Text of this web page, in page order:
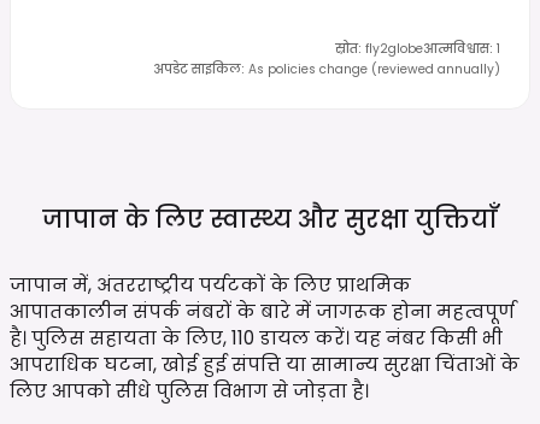
स्रोत: fly2globeआत्मविश्वास: 1
अपडेट साइकिल: As policies change (reviewed annually)
जापान के लिए स्वास्थ्य और सुरक्षायुक्तियाँ
जापान में, अंतरराष्ट्रीय पर्यटकों के लिए प्राथमिक
आपातकालीन संपर्क नंबरों के बारे में जागरूक होना महत्वपूर्ण
है। पुलिस सहायता के लिए, 110 डायल करें। यह नंबर किसी भी
आपराधिक घटना, खोई हुई संपत्ति या सामान्य सुरक्षा चिंताओं के
लिए आपको सीधे पुलिस विभाग से जोड़ता है।